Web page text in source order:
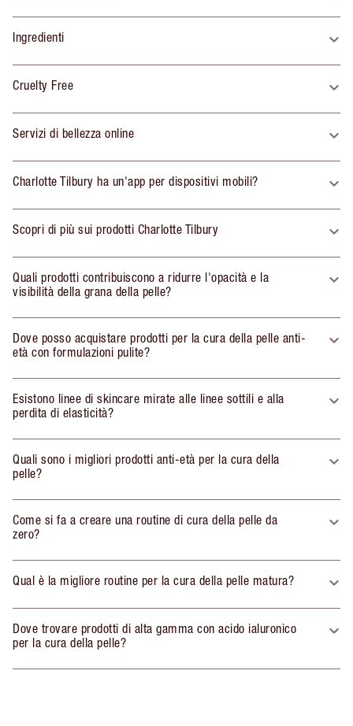
Ingredienti
Cruelty Free
Servizi di bellezza online
Charlotte Tilbury ha un'app per dispositivi mobili?
Scopri di più sui prodotti Charlotte Tilbury
Quali prodotti contribuiscono a ridurre l'opacità e la
visibilità della grana della pelle?
Dove posso acquistare prodotti per la cura della pelle anti-
età con formulazioni pulite?
Esistono linee di skincare mirate alle linee sottili e alla
perdita di elasticità?
Quali sono i migliori prodotti anti-età per la cura della
pelle?
Come si fa a creare una routine di cura della pelle da
zero?
Qual è la migliore routine per la cura della pelle matura?
Dove trovare prodotti di alta gamma con acido ialuronico
per la cura della pelle?